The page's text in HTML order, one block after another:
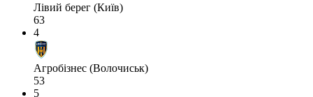
Лівий берег (Київ)
63
4
Агробізнес (Волочиськ)
53
5